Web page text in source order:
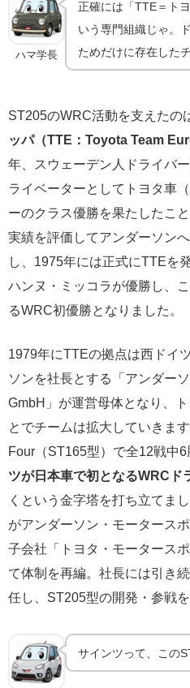
ハマ学長
正確には「TTE＝ト
いう専門組織じゃ。
ためだけに存在した
ST205のWRC活動を支えたの
ッパ（TTE：Toyota Team
年、スウェーデン人ドライバ
ライベーターとしてトヨタ車
ーのクラス優勝を果たしたこ
実績を評価してアンダーソン
し、1975年には正式にTTEを
ハンヌ・ミッコラが優勝し、
るWRC初優勝となりました。
1979年にTTEの拠点は西ドイ
ソンを社長とする「アンダー
GmbH」が運営母体となり、
とでチームは拡大していきま
Four（ST165型）で全12戦中6
ツが日本車で初となるWRCド
くという金字塔を打ち立てま
がアンダーソン・モータース
子会社「トヨタ・モータース
て体制を再編。社長には引き
任し、ST205型の開発・参戦
サインツって、この